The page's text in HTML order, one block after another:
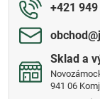
+421
Sklad a
941 06